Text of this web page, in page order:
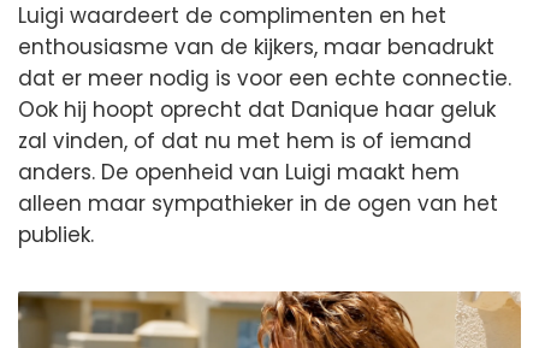
Luigi waardeert de complimenten en het
enthousiasme van de kijkers, maar benadrukt
dat er meer nodig is voor een echte connectie.
Ook hij hoopt oprecht dat Danique haar geluk
zal vinden, of dat nu met hem is of iemand
anders. De openheid van Luigi maakt hem
alleen maar sympathieker in de ogen van het
publiek.